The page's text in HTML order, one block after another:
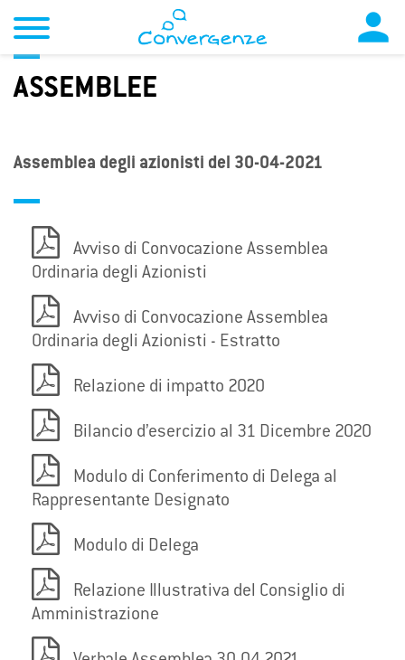

ASSEMBLEE
Assemblea degli azionisti del 30-04-2021
Avviso di Convocazione Assemblea
Ordinaria degli Azionisti
Avviso di Convocazione Assemblea
Ordinaria degli Azionisti - Estratto
Relazione di impatto 2020
Bilancio d’esercizio al 31 Dicembre 2020
Modulo di Conferimento di Delega al
Rappresentante Designato
Modulo di Delega
Relazione Illustrativa del Consiglio di
Amministrazione